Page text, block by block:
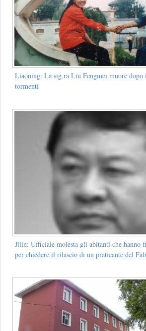
Liaoning: La sig.ra Liu Fengmei muore
tormenti
Jilin: Ufficiale molesta gli abitanti che hanno
per chiedere il rilascio di un praticante del